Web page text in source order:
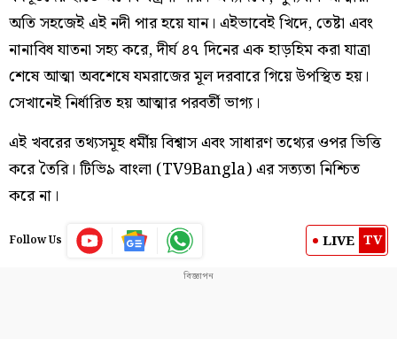
অতি সহজেই এই নদী পার হয়ে যান। এইভাবেই খিদে, তেষ্টা এবং
নানাবিধ যাতনা সহ্য করে, দীর্ঘ ৪৭ দিনের এক হাড়হিম করা যাত্রা
শেষে আত্মা অবশেষে যমরাজের মূল দরবারে গিয়ে উপস্থিত হয়।
সেখানেই নির্ধারিত হয় আত্মার পরবর্তী ভাগ্য।
এই খবরের তথ্যসমূহ ধর্মীয় বিশ্বাস এবং সাধারণ তথ্যের ওপর ভিত্তি
করে তৈরি। টিভি৯ বাংলা (TV9Bangla) এর সত্যতা নিশ্চিত
করে না।
Follow Us LIVE TV